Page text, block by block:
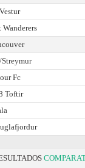
Wanderers
Fc
Toftir